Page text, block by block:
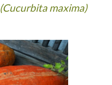
(Cucurbita maxima)